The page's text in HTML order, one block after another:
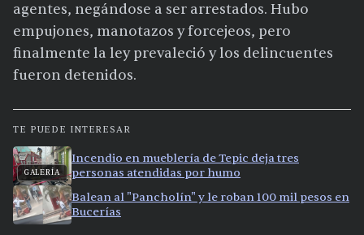
agentes, negándose a ser arrestados. Hubo
empujones, manotazos y forcejeos, pero
finalmente la ley prevaleció y los delincuentes
fueron detenidos.
TE PUEDE INTERESAR
GALERÍA
Incendio en mueblería de Tepic deja tres
personas atendidas por humo
Balean al "Pancholín" y le roban 100 mil pesos en
Bucerías